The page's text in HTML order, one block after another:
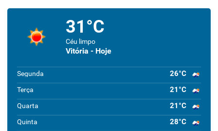
31°C
Céu limpo
Vitória - Hoje
Segunda 26°C
Terça 21°C
Quarta 21°C
Quinta 28°C